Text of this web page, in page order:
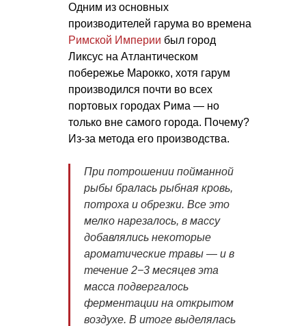
Одним из основных
производителей гарума во времена
Римской Империи был город
Ликсус на Атлантическом
побережье Марокко, хотя гарум
производился почти во всех
портовых городах Рима — но
только вне самого города. Почему?
Из-за метода его производства.
При потрошении пойманной
рыбы бралась рыбная кровь,
потроха и обрезки. Все это
мелко нарезалось, в массу
добавлялись некоторые
ароматические травы — и в
течение 2−3 месяцев эта
масса подвергалось
ферментации на открытом
воздухе. В итоге выделялась